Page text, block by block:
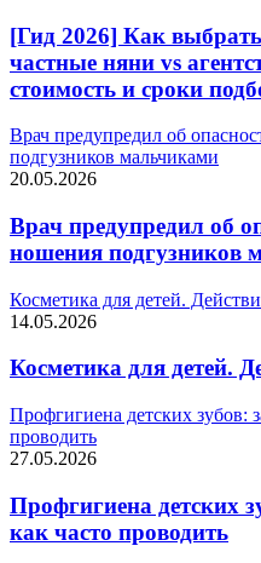
[Гид 2026] Как
частные няни vs
стоимость и сроки
Врач предупредил об
подгузников мальчиками
20.05.2026
Врач предупредил об
ношения подгузников
Косметика для детей.
14.05.2026
Косметика для детей.
Профгигиена детских зубов:
проводить
27.05.2026
Профгигиена детских
как часто проводить